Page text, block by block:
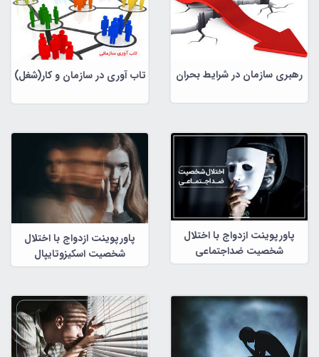
رهبری سازمان در شرایط بحران تاب آوری در سازمان و کار(شغل)
پاورپوینت ازدواج با اختلال
شخصیت ضداجتماعی
پاورپوینت ازدواج با اختلال
شخصیت اسکیزوتایپال